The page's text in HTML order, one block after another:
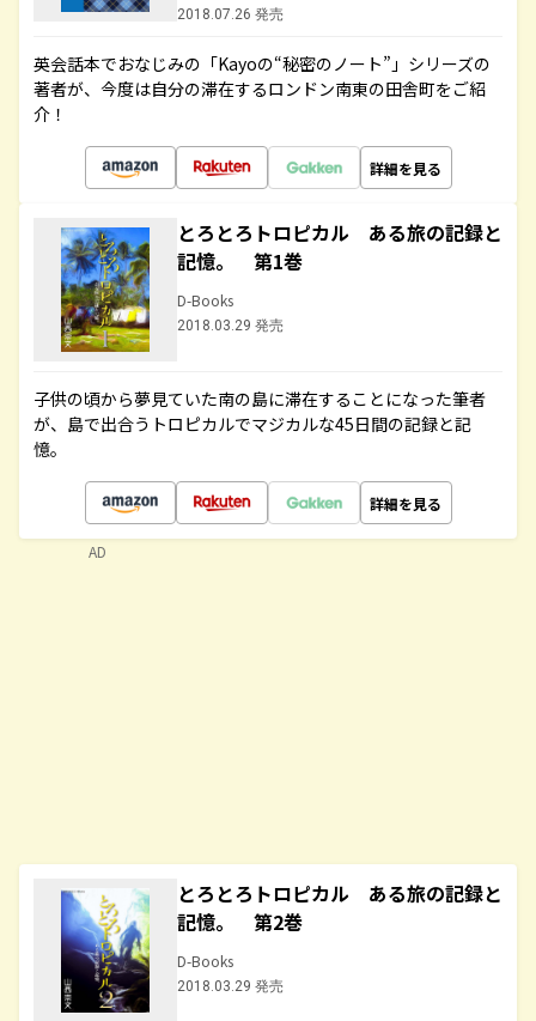
2018.07.26 発売
英会話本でおなじみの「Kayoの“秘密のノート”」シリーズの
著者が、今度は自分の滞在するロンドン南東の田舎町をご紹
介！
詳細を見る
とろとろトロピカル ある旅の記録と
記憶。 第1巻
D-Books
2018.03.29 発売
子供の頃から夢見ていた南の島に滞在することになった筆者
が、島で出合うトロピカルでマジカルな45日間の記録と記
憶。
詳細を見る
とろとろトロピカル ある旅の記録と
記憶。 第2巻
D-Books
2018.03.29 発売
AD